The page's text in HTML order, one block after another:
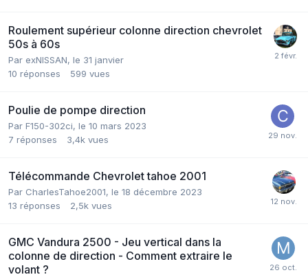
Roulement supérieur colonne direction chevrolet
50s à 60s
Par exNISSAN, le 31 janvier
10 réponses 599 vues
Poulie de pompe direction
Par F150-302ci, le 10 mars 2023
7 réponses 3,4k vues
Télécommande Chevrolet tahoe 2001
Par CharlesTahoe2001, le 18 décembre 2023
13 réponses 2,5k vues
GMC Vandura 2500 - Jeu vertical dans la
colonne de direction - Comment extraire le
volant ?